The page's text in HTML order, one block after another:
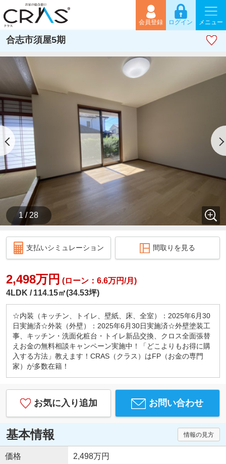
会員登録 ログイン メニュー
合志市須屋5期
1 / 28
支払いシミュレーション 間取りを見る
2,498万円 (ローン：6.6万円/月)
4LDK
114.15㎡(34.53坪)
☆内装（キッチン、トイレ、壁紙、床、全室）：2025年6月30
日実施済☆外装（外壁）：2025年6月30日実施済☆外壁塗装工
事、キッチン・洗面化粧台・トイレ新品交換、クロス全面張替
えお金の無料相談キャンペーン実施中！「どこよりもお得に購
入する方法」教えます！CRAS（クラス）はFP（お金の専門
家）が多数在籍！
お気に入り追加 お問い合わせ
基本情報 情報の見方
価格 2,498万円